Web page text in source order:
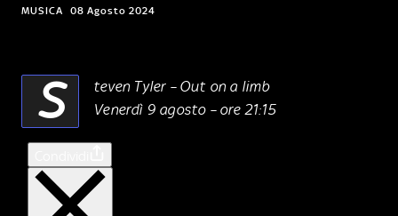
MUSICA 08 Agosto 2024
S
teven Tyler – Out on a limb
Venerdì 9 agosto – ore 21:15